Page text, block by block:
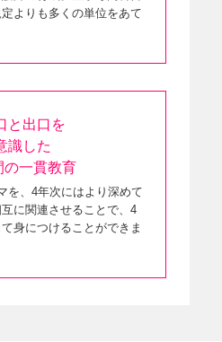
よりも多くの単位をあて
と出口を
識した
の一貫教育
を、4年次にはより深めて
に関連させることで、4
身につけることができま